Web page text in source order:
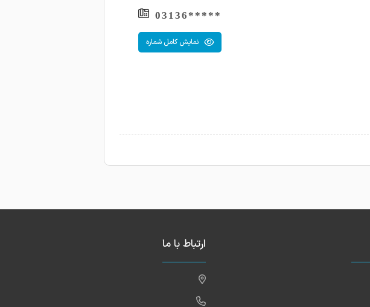
*****03136
نمایش کامل شماره
ارتباط با ما